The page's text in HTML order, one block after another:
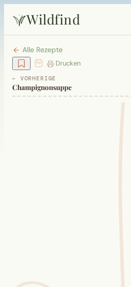
Wildfind
Startseite
Pflanzen
Alle Rezepte
Drucken
← VORHERIGE
Champignonsuppe